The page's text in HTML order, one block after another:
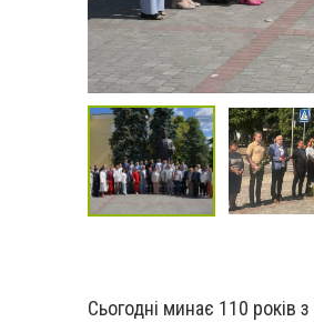
Сьогодні минає 110 років